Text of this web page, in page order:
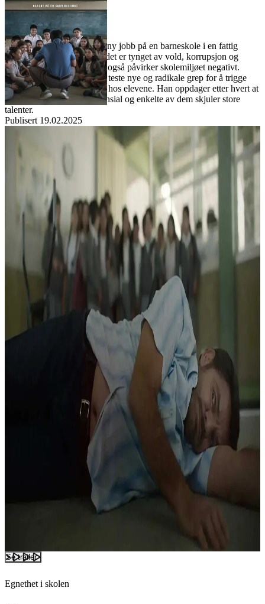
Radical
Læreren Sergio begynner i ny jobb på en barneskole i en fattig
landsby nord i Mexico. Stedet er tynget av vold, korrupsjon og
kartellvirksomhet, noe som også påvirker skolemiljøet negativt.
Sergio bestemmer seg for å teste nye og radikale grep for å trigge
den faglige nysgjerrigheten hos elevene. Han oppdager etter hvert at
elevene har et uforløst potensial og enkelte av dem skjuler store
talenter.
Publisert 19.02.2025
Se trailer
Egnethet i skolen